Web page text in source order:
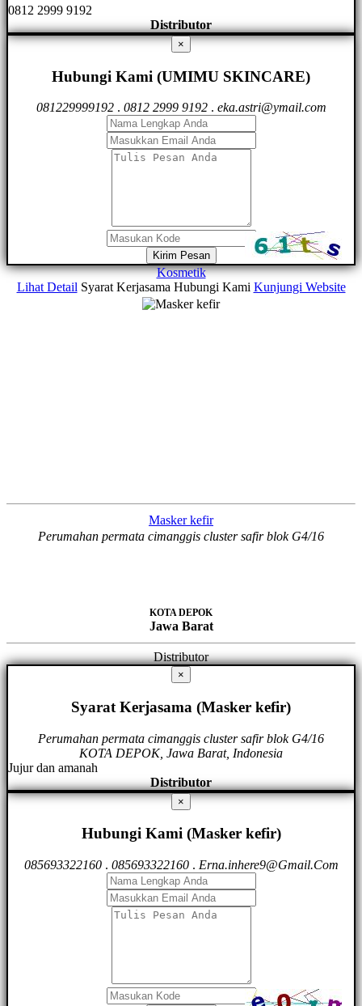
0812 2999 9192
Distributor
×
Hubungi Kami (UMIMU SKINCARE)
081229999192. 0812 2999 9192. eka.astri@ymail.com
Kirim Pesan
Kosmetik
Lihat Detail Syarat Kerjasama Hubungi Kami Kunjungi Website
Masker kefir
Perumahan permata cimanggis cluster safir blok G4/16
KOTA DEPOK
Jawa Barat
Distributor
×
Syarat Kerjasama (Masker kefir)
Perumahan permata cimanggis cluster safir blok G4/16
KOTA DEPOK, Jawa Barat, Indonesia
Jujur dan amanah
Distributor
×
Hubungi Kami (Masker kefir)
085693322160. 085693322160. Erna.inhere9@Gmail.Com